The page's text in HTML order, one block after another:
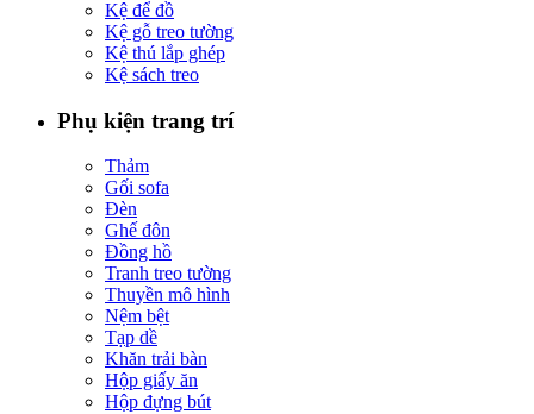
Kệ để đồ
Kệ gỗ treo tường
Kệ thú lắp ghép
Kệ sách treo
Phụ kiện trang trí
Thảm
Gối sofa
Đèn
Ghế đôn
Đồng hồ
Tranh treo tường
Thuyền mô hình
Nệm bệt
Tạp dề
Khăn trải bàn
Hộp giấy ăn
Hộp đựng bút